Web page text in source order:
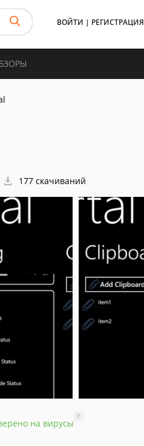
ВОЙТИ | РЕГИСТРАЦИЯ
177 скачиваний
на вирусы
?